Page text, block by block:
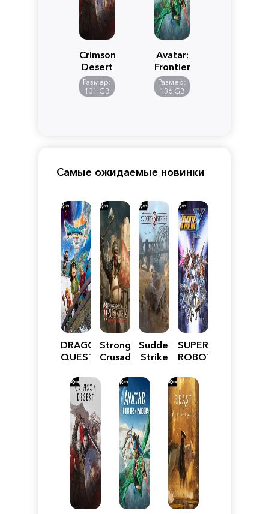
Crimson
Desert
Размер:
131 GB
Avatar:
Frontiers
of
Pandora
Размер:
136 GB
Самые ожидаемые новинки
DRAGON
QUEST
Reimagined
Stronghold
Crusader:
Edition
Sudden
Strike
SUPER
ROBOT
Y